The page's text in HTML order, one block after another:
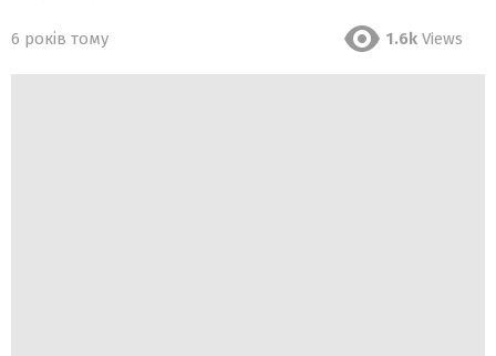
6 років тому 1.6k Views